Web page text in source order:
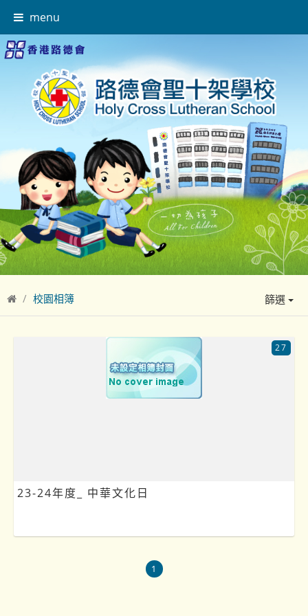
menu
校園相簿 篩選
23-24年度_ 中華文化日
27
1